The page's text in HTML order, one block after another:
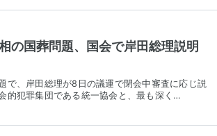
の国葬問題、国会で岸田総理説明
で、岸田総理が8日の議運で閉会中審査に応じ説
的犯罪集団である統一協会と、最も深く…